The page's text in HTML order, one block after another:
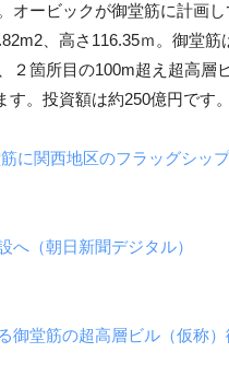
オービックが御堂筋に計画
2、高さ116.35ｍ。御堂筋
２箇所目の100m超え超高層
。投資額は約250億円です。
に関西地区のフラッグシッ
（朝日新聞デジタル）
御堂筋の超高層ビル（仮称